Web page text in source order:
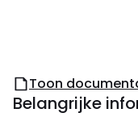
Toon
Belangrijke